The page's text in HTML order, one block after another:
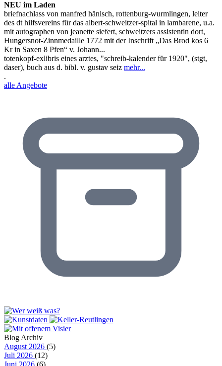
NEU im Laden
briefnachlass von manfred hänisch, rottenburg-wurmlingen, leiter
des dt hilfsvereins für das albert-schweitzer-spital in lambarene, u.a.
mit autographen von jeanette siefert, schweitzers assistentin dort,
Hungersnot-Zinnmedaille 1772 mit der Inschrift „Das Brod kos 6
Kr in Saxen 8 Pfen“ v. Johann...
totenkopf-exlibris eines arztes, "schreib-kalender für 1920", (stgt,
daser), buch aus d. bibl. v. gustav seiz mehr...
.
alle Angebote
Blog Archiv
August 2026 (5)
Juli 2026 (12)